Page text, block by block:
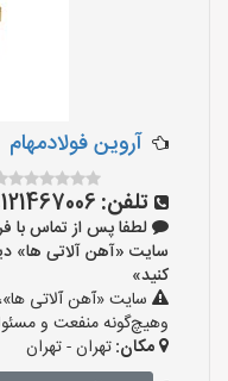
آروین فولادمهام
تلفن:
لطفا پس از تماس با
کنید»
سایت «آهن آلاتی
وهیچ‌گونه منفعت و
مکان:تهران - تهران